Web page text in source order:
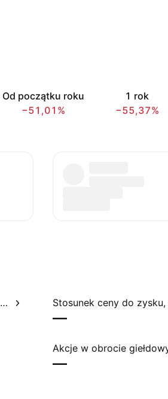
Od początku roku
−51,01%
1 rok
−55,37%
Rentowność dywidendy (wskazywana)
—
Akcje w obrocie
—